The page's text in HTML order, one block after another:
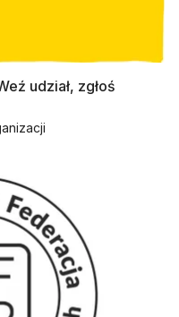
udział, zgłoś